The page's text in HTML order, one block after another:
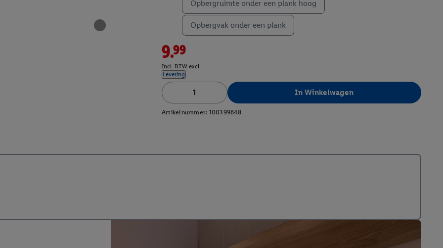
Opbergruimte onder een plank hoog
Opbergvak onder een plank
9.99
Incl. BTW excl.
Levering
In Winkelwagen
Artikelnummer: 100399648